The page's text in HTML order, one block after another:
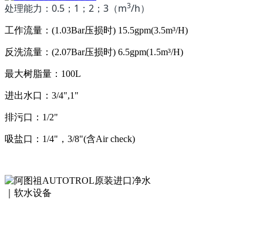
处理能力：0.5；1；2；3（m3/h）
工作流量：(1.03Bar压损时) 15.5gpm(3.5m³/H)
反洗流量：(2.07Bar压损时) 6.5gpm(1.5m³/H)
最大树脂量：100L
进出水口：3/4",1"
排污口：1/2"
吸盐口：1/4"，3/8"(含Air check)